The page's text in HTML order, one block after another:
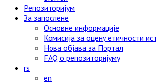
Репозиторијум
За запослене
Основне информације
Комисија за оцену етичности
Нова објава за Портал
FAQ o репозиторијуму
rs
en